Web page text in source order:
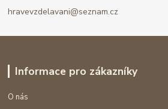
hravevzdelavani@seznam.cz
Informace pro zákazníky
O nás